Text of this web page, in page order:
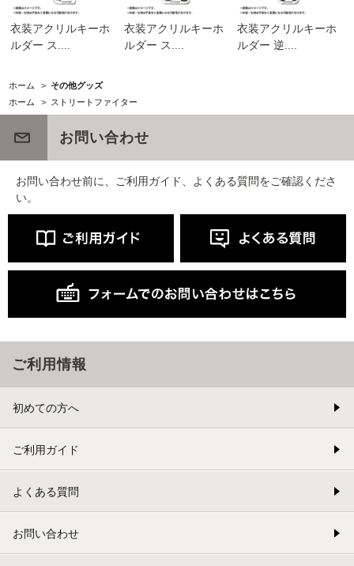
衣装アクリルキーホ
ルダー ス....
衣装アクリルキーホ
ルダー ス....
衣装アクリルキーホ
ルダー 逆....
ホーム > その他グッズ
ホーム
> ストリートファイター
お問い合わせ
お問い合わせ前に、ご利用ガイド、よくある質問をご確認くださ
い。
ご利用情報
初めての方へ
ご利用ガイド
よくある質問
お問い合わせ